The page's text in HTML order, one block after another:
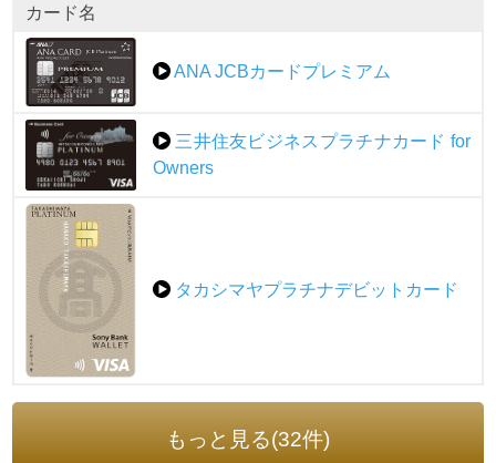
カード名
ANA JCBカードプレミアム
三井住友ビジネスプラチナカード for
Owners
タカシマヤプラチナデビットカード
もっと見る(32件)